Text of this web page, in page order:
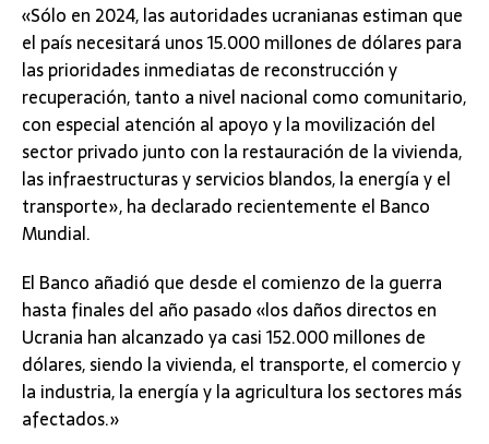
«Sólo en 2024, las autoridades ucranianas estiman que
el país necesitará unos 15.000 millones de dólares para
las prioridades inmediatas de reconstrucción y
recuperación, tanto a nivel nacional como comunitario,
con especial atención al apoyo y la movilización del
sector privado junto con la restauración de la vivienda,
las infraestructuras y servicios blandos, la energía y el
transporte», ha declarado recientemente el Banco
Mundial.
El Banco añadió que desde el comienzo de la guerra
hasta finales del año pasado «los daños directos en
Ucrania han alcanzado ya casi 152.000 millones de
dólares, siendo la vivienda, el transporte, el comercio y
la industria, la energía y la agricultura los sectores más
afectados.»